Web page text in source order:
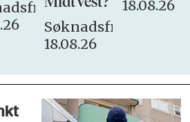
Søknadsfrist:
18.08.26
18.08.26